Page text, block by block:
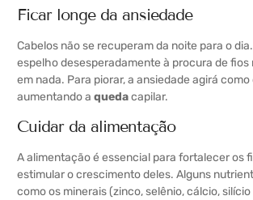
Ficar longe da ansiedade
Cabelos não se recuperam da noite para o
espelho desesperadamente à procura de fios
em nada. Para piorar, a ansiedade agirá
aumentando a quedacapilar.
Cuidar da alimentação
A alimentação é essencial para fortalecer os
estimular o crescimento deles. Alguns
como os minerais (zinco, selênio, cálcio,